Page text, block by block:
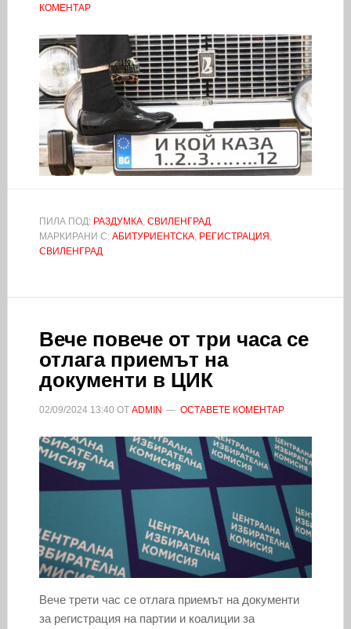
КОМЕНТАР
ПИЛА ПОД: РАЗДУМКА, СВИЛЕНГРАД
МАРКИРАНИ С: АБИТУРИЕНТСКА, РЕГИСТРАЦИЯ ,
СВИЛЕНГРАД
Вече повече от три часа се
отлага приемът на
документи в ЦИК
02/09/2024 13:40 ОТ ADMIN ОСТАВЕТЕ КОМЕНТАР
Вече трети час се отлага приемът на документи
за регистрация на партии и коалиции за